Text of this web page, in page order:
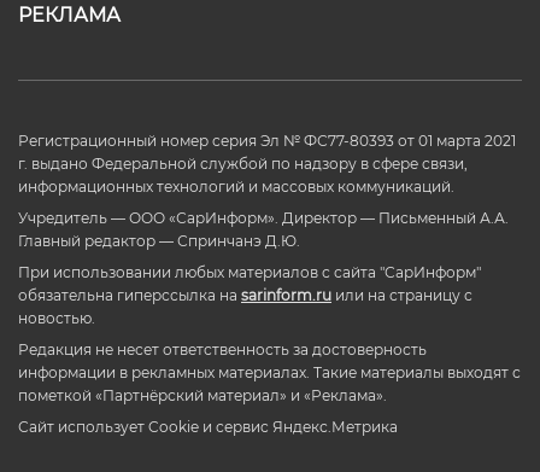
РЕКЛАМА
Регистрационный номер серия Эл № ФС77-80393 от 01 марта 2021
г. выдано Федеральной службой по надзору в сфере связи,
информационных технологий и массовых коммуникаций.
Учредитель — ООО «СарИнформ». Директор — Письменный А.А.
Главный редактор — Спринчанэ Д.Ю.
При использовании любых материалов с сайта "СарИнформ"
обязательна гиперссылка на sarinform.ru или на страницу с
новостью.
Редакция не несет ответственность за достоверность
информации в рекламных материалах. Такие материалы выходят с
пометкой «Партнёрский материал» и «Реклама».
Сайт использует Cookie и сервиc Яндекс.Метрика